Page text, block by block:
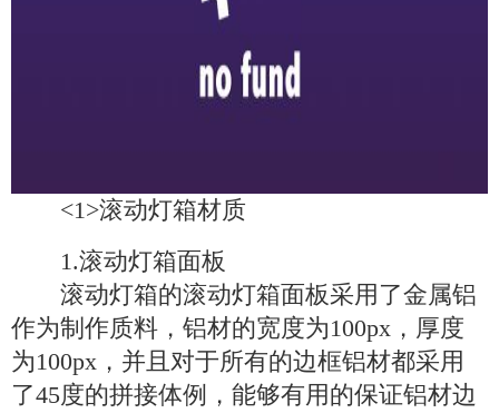
<1>滚动灯箱材质
1.滚动灯箱面板
滚动灯箱的滚动灯箱面板采用了金属铝
作为制作质料，铝材的宽度为100px，厚度
为100px，并且对于所有的边框铝材都采用
了45度的拼接体例，能够有用的保证铝材边